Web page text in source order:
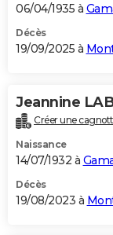
GUIDES D'ACHAT
BONS PLANS
Carte de Noël
Carte Bonne année
Carte Saint-Valentin
Carte Pâques
Carte d'anniversaire
DICTIONNAIRE
Dictionnaire
Biographies
Citations
Expressions
Proverbes
PROGRAMME TV
S'inscrire
Se connecter
Lycées
Collèges
Primaires
Universités
Entreprises
Service militaire
Avis de recherche
AVIS DE DÉCÈS
06/04/1935 à
Décès
19/09/2025 à
Jeannine
Créer une
Naissance
14/07/1932 à
Décès
19/08/2023 à